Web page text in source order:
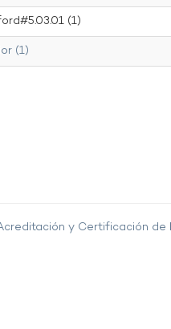
(1)
(1)
y Certificación de